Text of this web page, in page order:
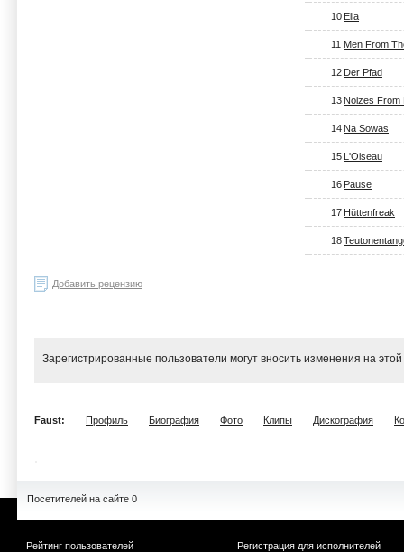
10 Ella
11 Men From
12 Der Pfad
13 Noizes From
14 Na Sowas
15 L'Oiseau
16 Pause
17 Hüttenfreak
18
Добавить рецензию
Зарегистрированные пользователи могут вносить изменения на
Faust: Профиль Биография Фото Клипы Дискография
Посетителей на сайте 0
Рейтинг пользователей
Регистрация для исполнителей